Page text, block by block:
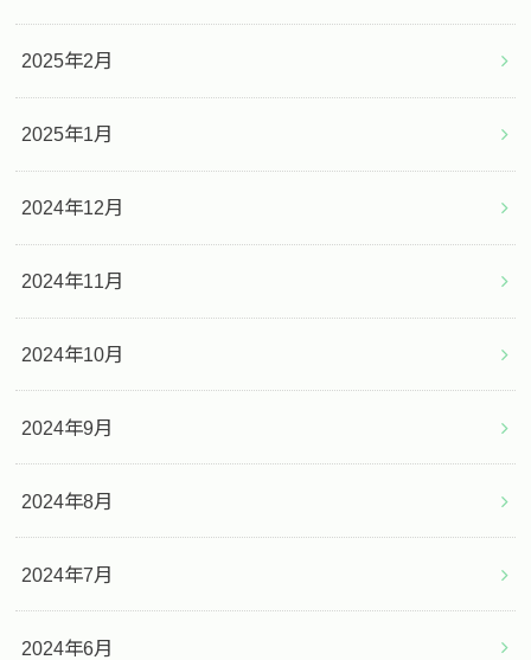
2025年2月
2025年1月
2024年12月
2024年11月
2024年10月
2024年9月
2024年8月
2024年7月
2024年6月